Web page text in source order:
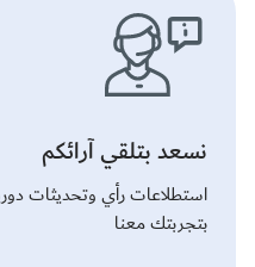
نسعد بتلقي آرائكم
استطلاعات رأي وتحديثات
بتجربتك معنا